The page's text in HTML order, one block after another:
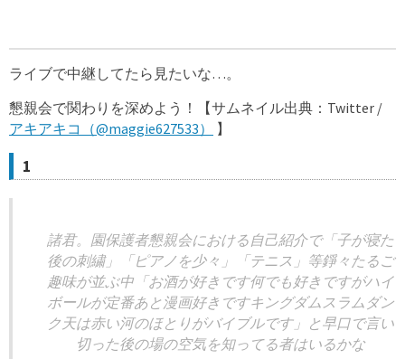
ライブで中継してたら見たいな…。
懇親会で関わりを深めよう！【サムネイル出典：Twitter /
アキアキコ（@maggie627533）
】
1
諸君。園保護者懇親会における自己紹介で「子が寝た
後の刺繍」「ピアノを少々」「テニス」等錚々たるご
趣味が並ぶ中「お酒が好きです何でも好きですがハイ
ボールが定番あと漫画好きですキングダムスラムダン
ク天は赤い河のほとりがバイブルです」と早口で言い
切った後の場の空気を知ってる者はいるかな